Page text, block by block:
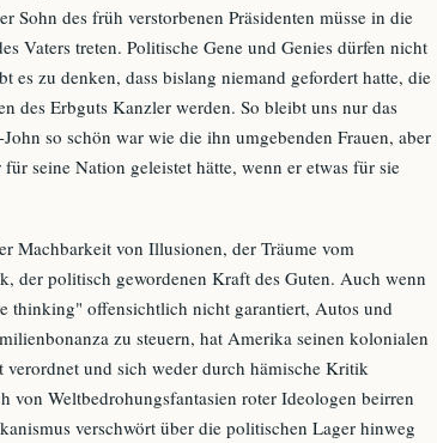
Sohn des früh verstorbenen Präsidenten müsse in die
Vaters treten. Politische Gene und Genies dürfen nicht
es zu denken, dass bislang niemand gefordert hatte, die
des Erbguts Kanzler werden. So bleibt uns nur das
so schön war wie die ihn umgebenden Frauen, aber
seine Nation geleistet hätte, wenn er etwas für sie
Machbarkeit von Illusionen, der Träume vom
der politisch gewordenen Kraft des Guten. Auch wenn
thinking" offensichtlich nicht garantiert, Autos und
zu steuern, hat Amerika seinen kolonialen
verordnet und sich weder durch hämische Kritik
von Weltbedrohungsfantasien roter Ideologen beirren
verschwört über die politischen Lager hinweg